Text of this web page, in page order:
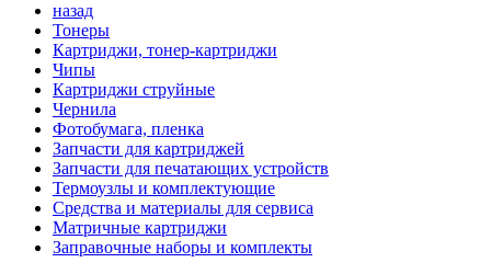
назад
Тонеры
Картриджи, тонер-картриджи
Чипы
Картриджи струйные
Чернила
Фотобумага, пленка
Запчасти для картриджей
Запчасти для печатающих устройств
Термоузлы и комплектующие
Средства и материалы для сервиса
Матричные картриджи
Заправочные наборы и комплекты